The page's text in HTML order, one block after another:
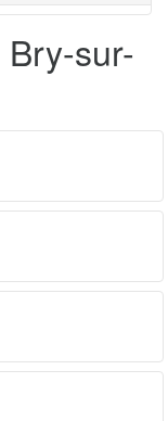
sur-